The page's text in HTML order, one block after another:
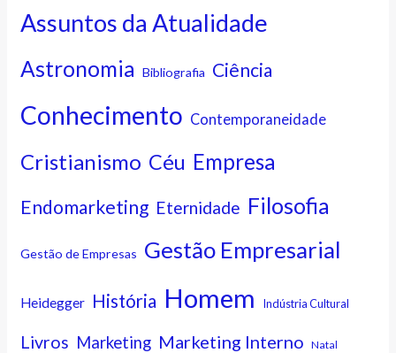
Assuntos da Atualidade
Astronomia Bibliografia Ciência
Conhecimento Contemporaneidade
Cristianismo Céu Empresa
Endomarketing Eternidade Filosofia
Gestão de Empresas Gestão Empresarial
Heidegger História Homem Indústria Cultural
Livros Marketing Marketing Interno Natal